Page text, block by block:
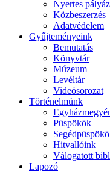
Nyertes
Közbeszerzés
Adatvédelem
Gyűjteményeink
Bemutatás
Könyvtár
Múzeum
Levéltár
Videósorozat
Történelmünk
Püspökök
Hitvallóink
Válogatott
Lapozó